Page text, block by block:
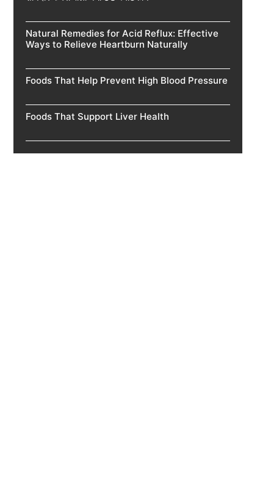
Natural Remedies for Acid Reflux: Effective
Ways to Relieve Heartburn Naturally
Foods That Help Prevent High Blood Pressure
Foods That Support Liver Health